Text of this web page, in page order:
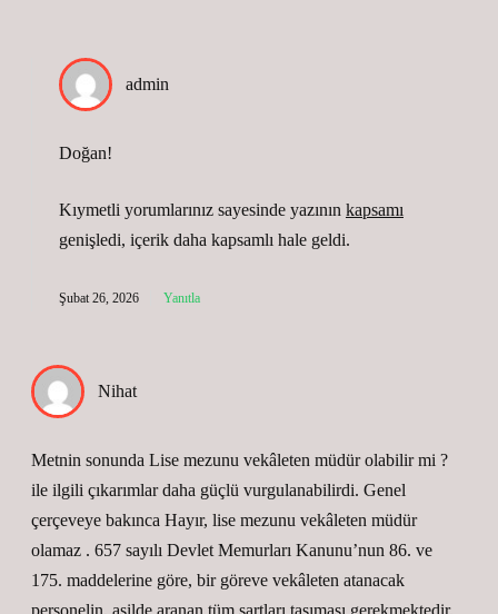
admin
Doğan!
Kıymetli yorumlarınız sayesinde yazının kapsamı
genişledi, içerik daha kapsamlı hale geldi.
Şubat 26, 2026 Yanıtla
Nihat
Metnin sonunda Lise mezunu vekâleten müdür olabilir mi ?
ile ilgili çıkarımlar daha güçlü vurgulanabilirdi. Genel
çerçeveye bakınca Hayır, lise mezunu vekâleten müdür
olamaz . 657 sayılı Devlet Memurları Kanunu’nun 86. ve
175. maddelerine göre, bir göreve vekâleten atanacak
personelin, asilde aranan tüm şartları taşıması gerekmektedir.